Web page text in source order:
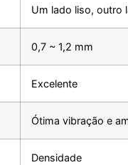
Um lado liso, outro
0,7 ~ 1,2 mm
Excelente
Ótima vibração e
Densidade